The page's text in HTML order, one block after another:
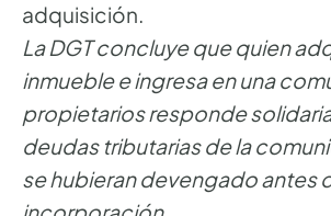
adquisición.
La DGT concluye que quien
inmueble e ingresa en una
propietarios responde
deudas tributarias de la
se hubieran devengado antes